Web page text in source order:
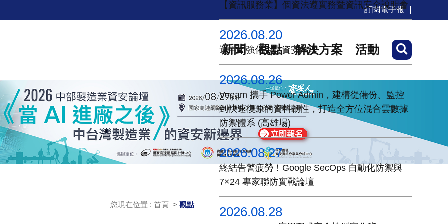
訂閱電子報
新聞 觀點 解決方案 活動
您現在位置 : 首頁 > 觀點
【資訊服務業】個資法遵實務暨資訊安全說明會
2026.08.20
運用AI強化企業資安治理
2026.08.26
Veeam 攜手 Power Admin，建構從備份、監控
到快速復原的資料韌性，打造全方位混合雲數據
防禦體系 (高雄場)
2026.08.27
終結告警疲勞！Google SecOps 自動化防禦與
7×24 專家聯防實戰論壇
2026.08.28